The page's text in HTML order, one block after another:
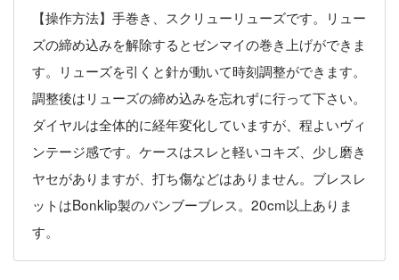
【操作方法】手巻き、スクリューリューズです。リュー
ズの締め込みを解除するとゼンマイの巻き上げができま
す。リューズを引くと針が動いて時刻調整ができます。
調整後はリューズの締め込みを忘れずに行って下さい。
ダイヤルは全体的に経年変化していますが、程よいヴィ
ンテージ感です。ケースはスレと軽いコキズ、少し磨き
ヤセがありますが、打ち傷などはありません。ブレスレ
ットはBonklip製のバンブーブレス。20cm以上ありま
す。